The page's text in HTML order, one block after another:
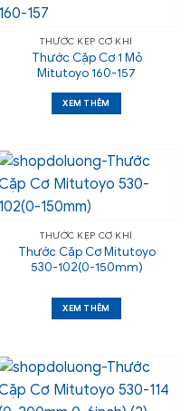
THƯỚC KẸP CƠ KHÍ
Thước Cặp Cơ 1 Mỏ
Mitutoyo 160-157
XEM THÊM
THƯỚC KẸP CƠ KHÍ
Thước Cặp Cơ Mitutoyo
530-102(0-150mm)
XEM THÊM